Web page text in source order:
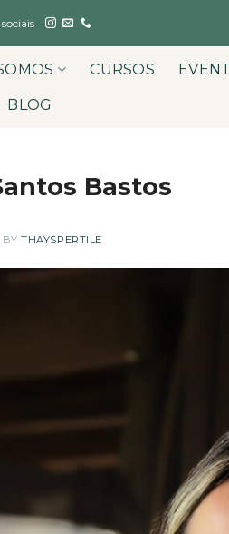
CURSOS
BLOG
Bastos
BYTHAYSPERTILE